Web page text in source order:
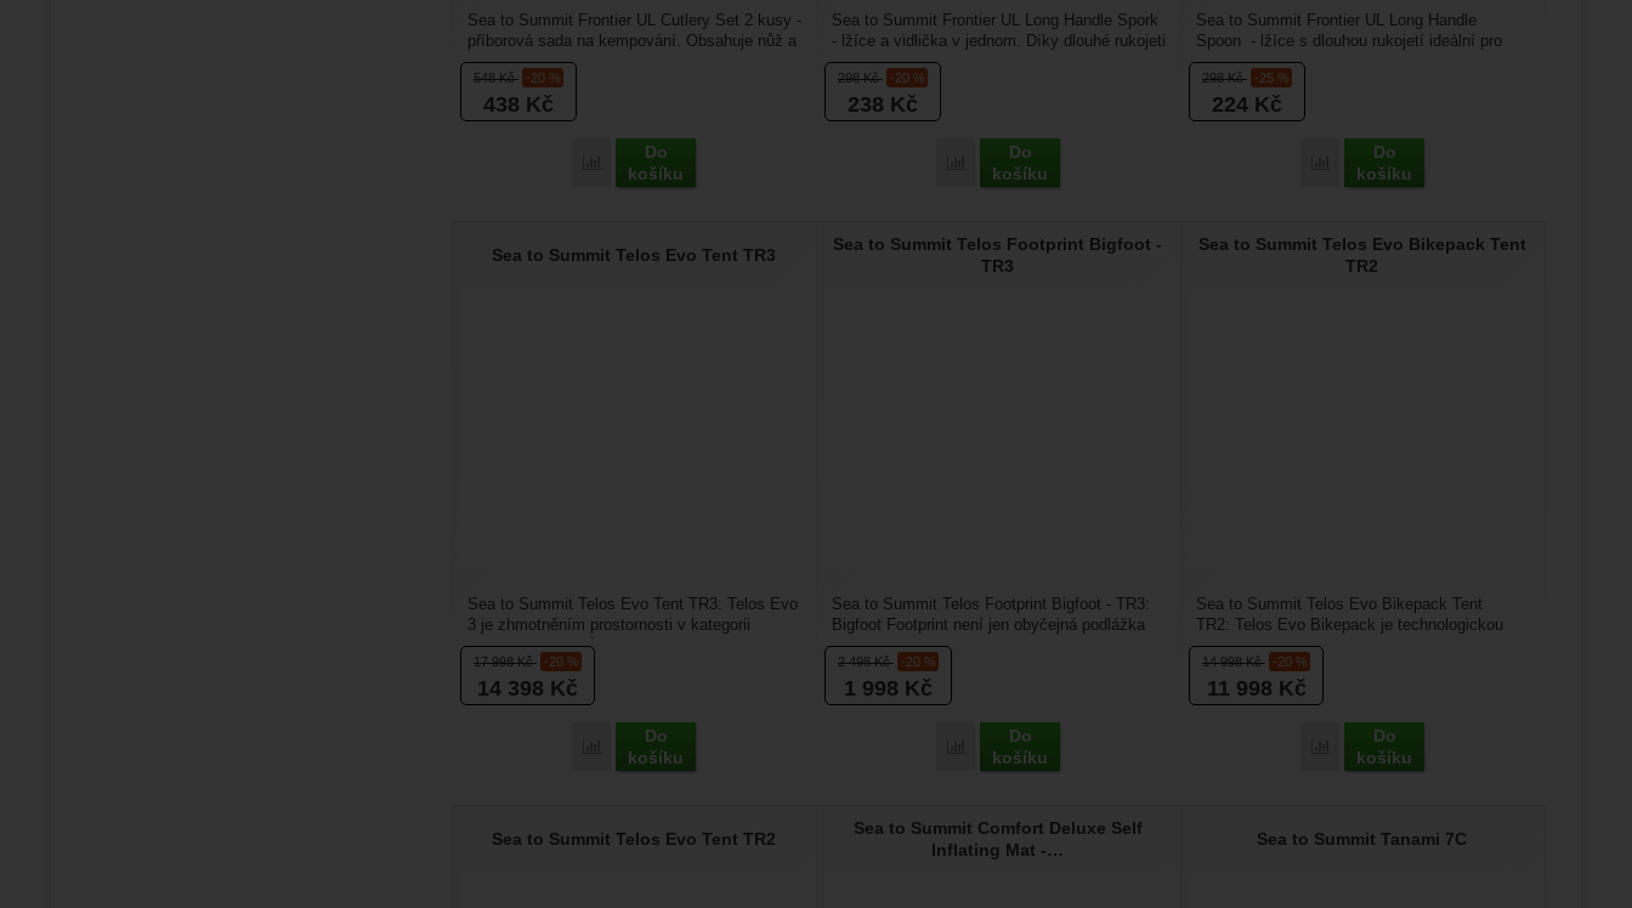
548Kč -20 %
438 Kč
Přidat 'Sea to Summit Frontier UL Cutlery Set 2 kusy' k porovnání
Do
košíku
Sea to Summit Frontier UL Cutlery Set 2 kusy -
příborová sada na kempování. Obsahuje nůž a
lžíci s vidličkou...
298Kč -20 %
238 Kč
Přidat 'Sea to Summit Frontier UL Long Handle Spork' k porovnání
Do
košíku
Sea to Summit Frontier UL Long Handle Spork
- lžíce a vidlička v jednom. Díky dlouhé rukojeti
je ideální...
298Kč -25 %
224 Kč
Přidat 'Sea to Summit Frontier UL Long
Do
košíku
Sea to Summit Frontier UL Long Handle
Spoon - lžíce s dlouhou rukojetí ideální pro
vymraženou stravu,...
Sea to Summit Telos Evo Tent TR3
17 998Kč -20 %
14 398 Kč
Přidat 'Sea to Summit Telos Evo Tent TR3' k porovnání
Do
košíku
Sea to Summit Telos Evo Tent TR3: Telos Evo
3 je zhmotněním prostornosti v kategorii
ultralehkých stanů....
Sea to Summit Telos Footprint Bigfoot -
TR3
2 498Kč -20 %
1 998 Kč
Přidat 'Sea to Summit Telos Footprint Bigfoot - TR3' k porovnání
Do
košíku
Sea to Summit Telos Footprint Bigfoot - TR3:
Bigfoot Footprint není jen obyčejná podlážka
pod stan. Na...
Sea to Summit Telos Evo Bikepack Tent
TR2
14 998Kč -20 %
11 998 Kč
Přidat 'Sea to Summit Telos Evo
Do
košíku
Sea to Summit Telos Evo Bikepack Tent
TR2: Telos Evo Bikepack je technologickou
odpovědí na otázku, jak...
Sea to Summit Telos Evo Tent TR2
Sea to Summit Comfort Deluxe Self
Inflating Mat -…
Sea to Summit Tanami 7C